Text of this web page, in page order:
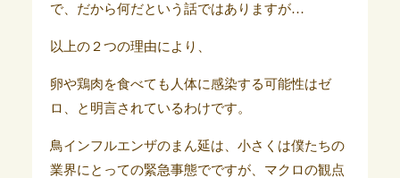
で、だから何だという話ではありますが…
以上の２つの理由により、
卵や鶏肉を食べても人体に感染する可能性はゼ
ロ、と明言されているわけです。
鳥インフルエンザのまん延は、小さくは僕たちの
業界にとっての緊急事態でですが、マクロの観点